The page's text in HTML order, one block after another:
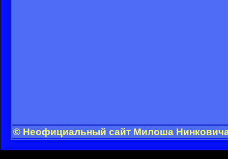
© Неофициальный сайт Милоша Нинковича